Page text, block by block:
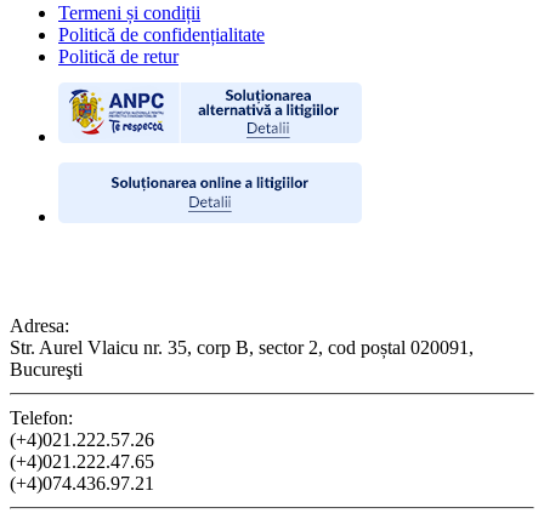
Termeni și condiții
Politică de confidențialitate
Politică de retur
Adresa:
Str. Aurel Vlaicu nr. 35, corp B, sector 2, cod poștal 020091,
Bucureşti
Telefon:
(+4)021.222.57.26
(+4)021.222.47.65
(+4)074.436.97.21